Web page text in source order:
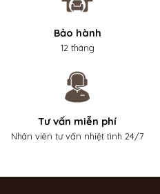
Bảo hành
12 tháng
Tư vấn miễn phí
Nhân viên tư vấn nhiệt tình 24/7